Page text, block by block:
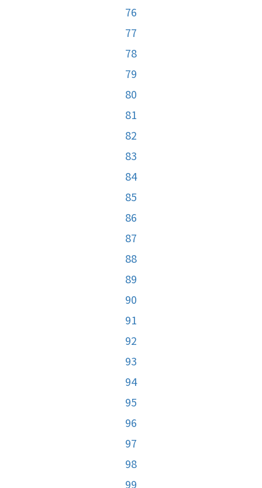
76
77
78
79
80
81
82
83
84
85
86
87
88
89
90
91
92
93
94
95
96
97
98
99